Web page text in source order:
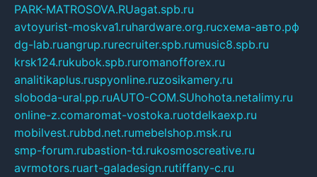
PARK-MATROSOVA.RUagat.spb.ru
avtoyurist-moskva1.ruhardware.org.ruсхема-авто.рф
dg-lab.ruangrup.rurecruiter.spb.rumusic8.spb.ru
krsk124.rukubok.spb.ruromanofforex.ru
analitikaplus.ruspyonline.ruzosikamery.ru
sloboda-ural.pp.ruAUTO-COM.SUhohota.netalimy.ru
online-z.comaromat-vostoka.ruotdelkaexp.ru
mobilvest.rubbd.net.rumebelshop.msk.ru
smp-forum.rubastion-td.rukosmoscreative.ru
avrmotors.ruart-galadesign.rutiffany-c.ru